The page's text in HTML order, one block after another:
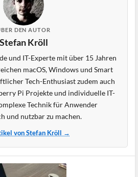
DEN AUTOR
Stefan Kröll
und IT-Experte mit über 15 Jahren
macOS, Windows und Smart
Tech-Enthusiast zudem auch
Pi Projekte und individuelle IT-
Technik für Anwender
und nutzbar zu machen.
von Stefan Kröll →